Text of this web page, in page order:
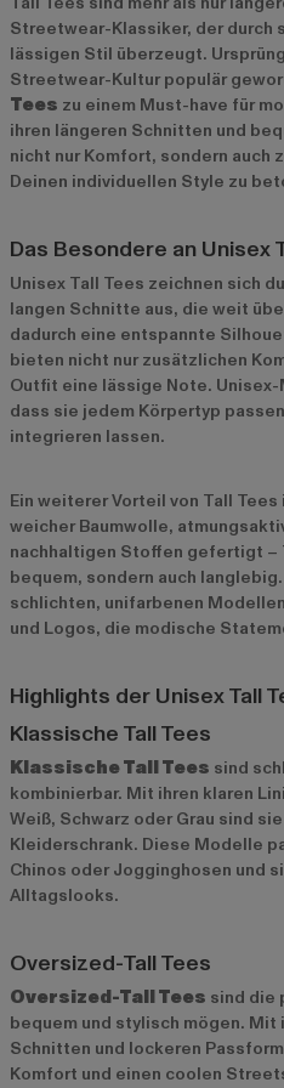
Streetwear-Klassiker, der
lässigen Stil überzeugt.
Streetwear-Kultur populär
Tees zu einem Must-have für
ihren längeren Schnitten und
nicht nur Komfort, sondern auch
Deinen individuellen Style zu
Das Besondere an Unisex
Unisex Tall Tees zeichnen sich
langen Schnitte aus, die weit
dadurch eine entspannte
bieten nicht nur zusätzlichen
Outfit eine lässige Note.
dass sie jedem Körpertyp
integrieren lassen.
Ein weiterer Vorteil von Tall
weicher Baumwolle,
nachhaltigen Stoffen gefertigt –
bequem, sondern auch
schlichten, unifarbenen
und Logos, die modische
Highlights der Unisex Tall
Klassische Tall Tees
Klassische Tall Tees sind
kombinierbar. Mit ihren klaren
Weiß, Schwarz oder Grau sind
Kleiderschrank. Diese Modelle
Chinos oder Jogginghosen und
Alltagslooks.
Oversized-Tall Tees
Oversized-Tall Tees sind die
bequem und stylisch mögen. Mit
Schnitten und lockeren
Komfort und einen coolen